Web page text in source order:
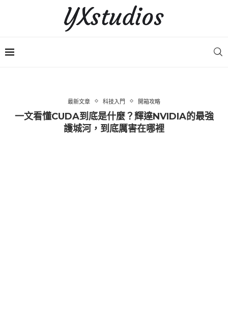
最新文章 科技入門 開箱攻略
一文看懂CUDA到底是什麼？輝達NVIDIA的最強
護城河，到底厲害在哪裡